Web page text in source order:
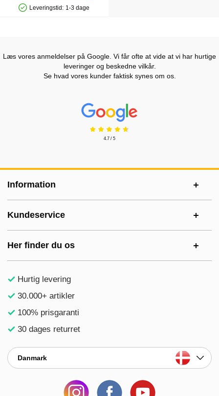
Produkttilgængelighed: På lager
Leveringstid: 1-3 dage
Læs vores anmeldelser på Google. Vi får ofte at vide at vi har hurtige
leveringer og beskedne vilkår.
Se hvad vores kunder faktisk synes om os.
Prisjakt Anmeldelser: 4.7 Stjerne
4.7 / 5
Information
Kundeservice
Her finder du os
Hurtig levering
30.000+ artikler
100% prisgaranti
30 dages returret
Danmark